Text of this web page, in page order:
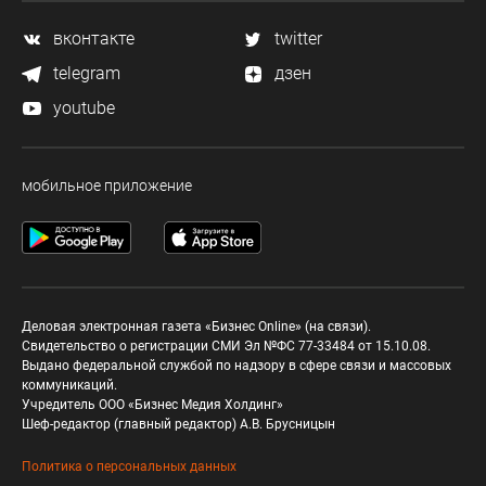
вконтакте
twitter
telegram
дзен
youtube
мобильное приложение
Деловая электронная газета «Бизнес Online» (на связи).
Свидетельство о регистрации СМИ Эл №ФС 77-33484 от 15.10.08.
Выдано федеральной службой по надзору в сфере связи и массовых
коммуникаций.
Учредитель ООО «Бизнес Медия Холдинг»
Шеф-редактор (главный редактор) А.В. Брусницын
Политика о персональных данных